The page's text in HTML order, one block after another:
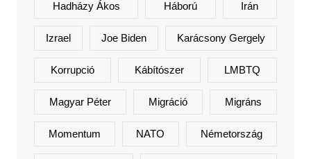
Hadházy Ákos Háború Irán
Izrael Joe Biden Karácsony Gergely
Korrupció Kábítószer LMBTQ
Magyar Péter Migráció Migráns
Momentum NATO Németország